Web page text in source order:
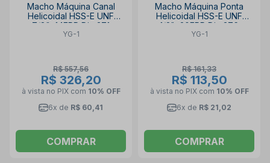
Macho Máquina Canal
Helicoidal HSS-E UNF
7/8"x14FPP Din 371
Oxidado TB864762 YG-1
YG-1
R$ 557,56
R$ 326,20
à vista no PIX com 10% OFF
6x de R$ 60,41
COMPRAR
Macho Máquina Ponta
Helicoidal HSS-E UNF
1/2"x20FPP Din 376
TC874582 YG-1
YG-1
R$ 161,33
R$ 113,50
à vista no PIX com 10% OFF
6x de R$ 21,02
COMPRAR